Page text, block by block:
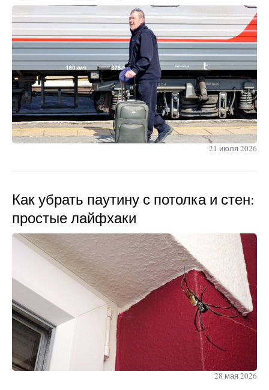
21 июля 2026
Как убрать паутину с потолка и стен:
простые лайфхаки
28 мая 2026